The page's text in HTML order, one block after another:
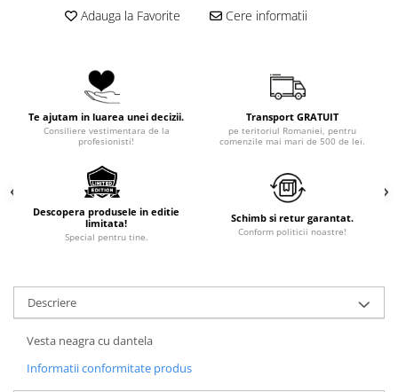
Adauga la Favorite Cere informatii
Te ajutam in luarea unei decizii.
Consiliere vestimentara de la
profesionisti!
Transport GRATUIT
pe teritoriul Romaniei, pentru
comenzile mai mari de 500 de lei.
Descopera produsele in editie
limitata!
Special pentru tine.
Schimb si retur garantat.
Conform politicii noastre!
Descriere
Vesta neagra cu dantela
Informatii conformitate produs